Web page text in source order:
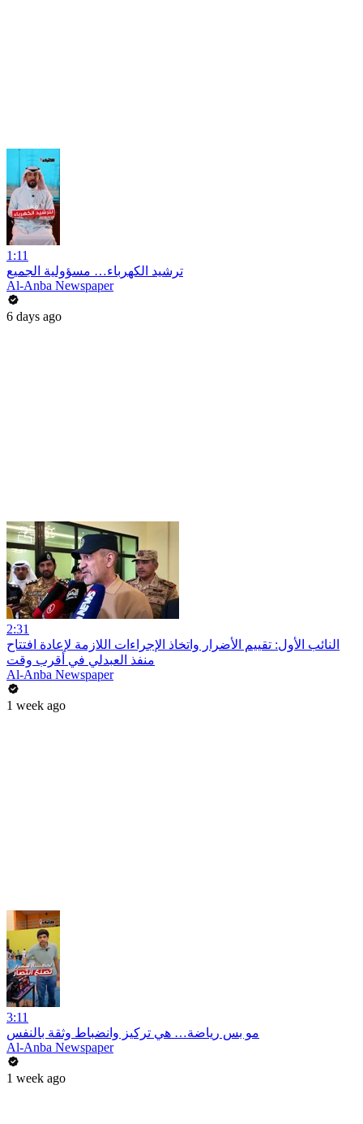
1:11
ترشيد الكهرباء… مسؤولية الجميع
Al-Anba Newspaper
6 days ago
2:31
النائب الأول: تقييم الأضرار واتخاذ الإجراءات اللازمة لإعادة افتتاح
منفذ العبدلي في أقرب وقت
Al-Anba Newspaper
1 week ago
3:11
مو بس رياضة… هي تركيز وانضباط وثقة بالنفس
Al-Anba Newspaper
1 week ago